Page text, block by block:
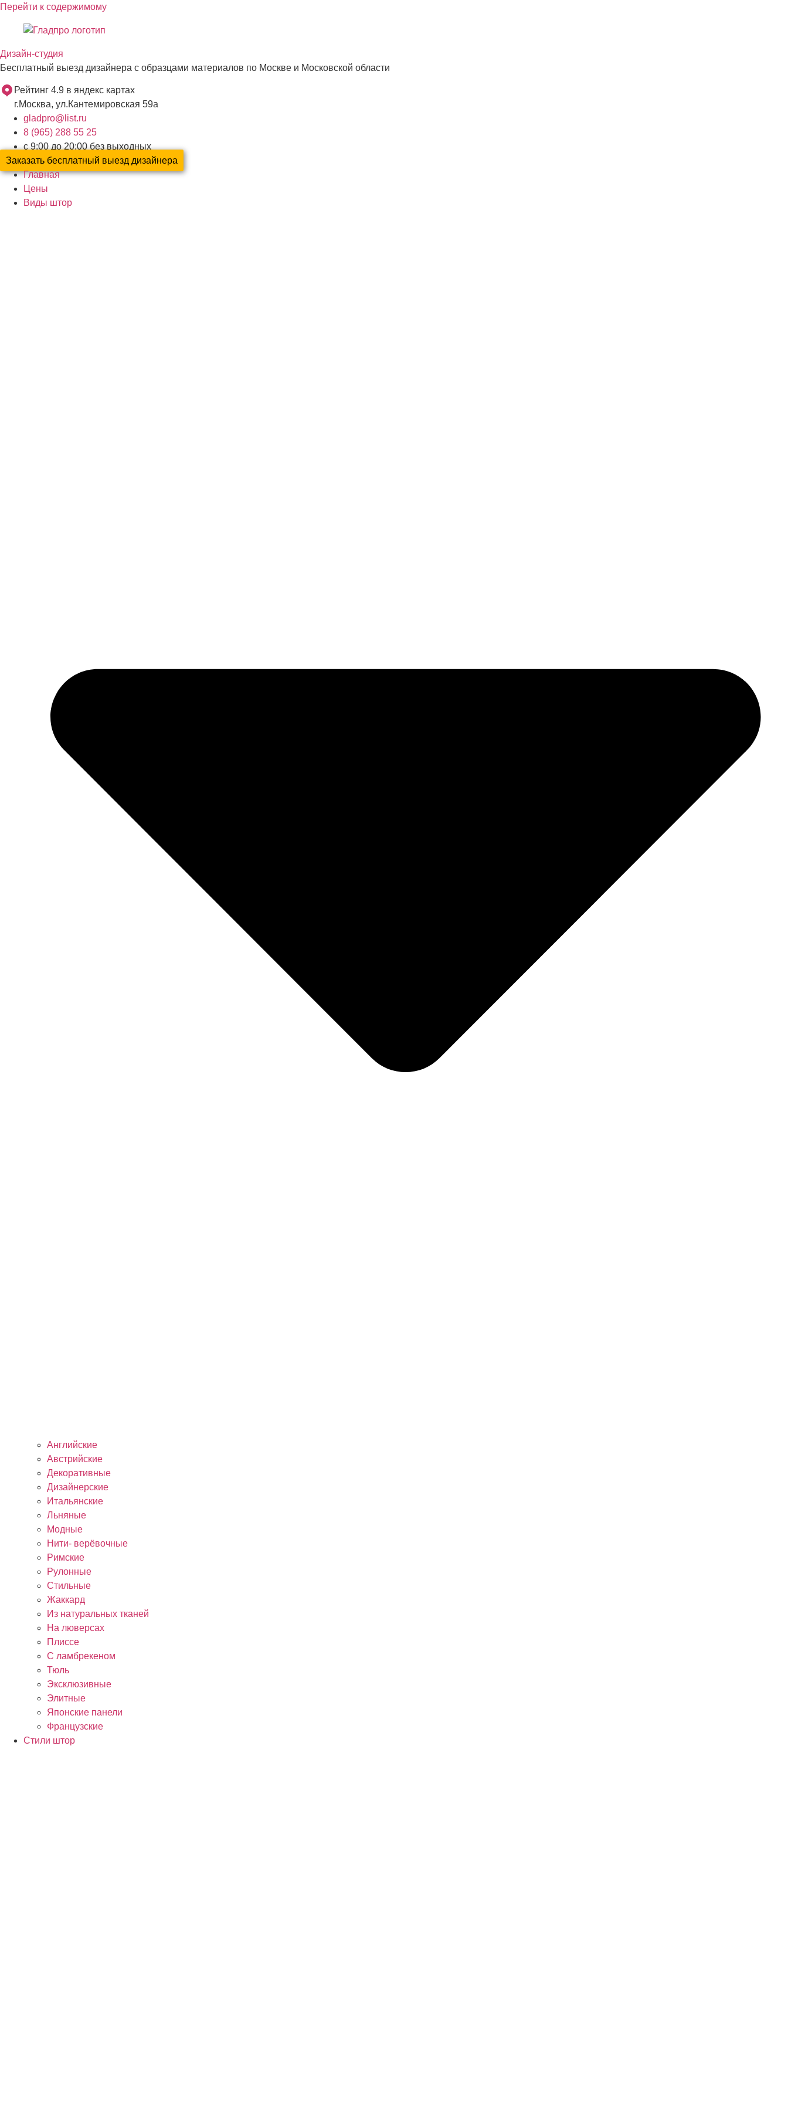
Перейти к содержимому
Дизайн-студия
Бесплатный выезд дизайнера с образцами материалов по Москве и Московской области
Рейтинг 4.9 в яндекс картах
г.Москва, ул.Кантемировская 59а
gladpro@list.ru
8 (965) 288 55 25
с 9:00 до 20:00 без выходных
Заказать бесплатный выезд дизайнера
Главная
Цены
Виды штор
Английские
Австрийские
Декоративные
Дизайнерские
Итальянские
Льняные
Модные
Нити- верёвочные
Римские
Рулонные
Стильные
Жаккард
Из натуральных тканей
На люверсах
Плиссе
С ламбрекеном
Тюль
Эксклюзивные
Элитные
Японские панели
Французские
Стили штор